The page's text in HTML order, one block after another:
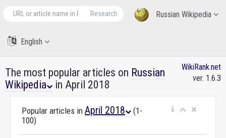
Russian Wikipedia
Research
English
The most popular articles on Russian
Wikipedia
in April 2018
WikiRank.net
ver. 1.6.3
Popular articles in April 2018
(1-
100)